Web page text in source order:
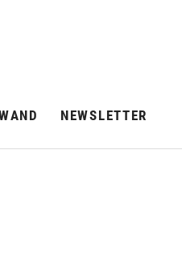
NEWSLETTER